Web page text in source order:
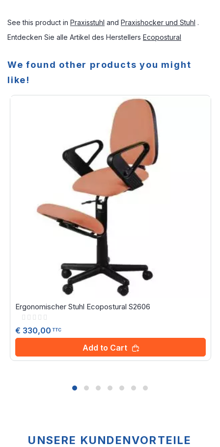
See this product in Praxisstuhl and Praxishocker und Stuhl .
Entdecken Sie alle Artikel des Herstellers Ecopostural
We found other products you might
like!
Ergonomischer Stuhl Ecopostural S2606
Rating:
€ 330,00 TTC
Add to Cart
UNSERE KUNDENVORTEILE